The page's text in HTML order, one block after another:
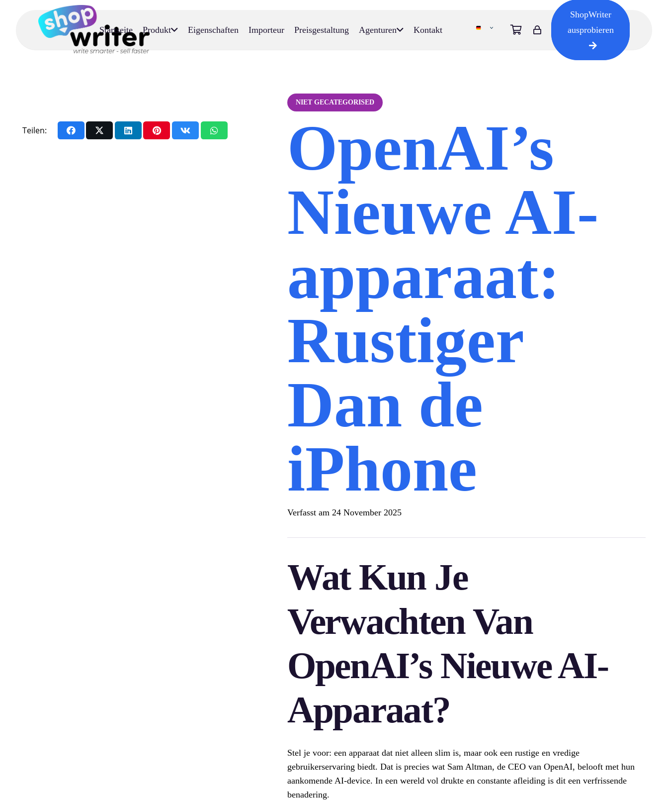
Startseite Produkt Eigenschaften Importeur Preisgestaltung Agenturen Kontakt
ShopWriter
ausprobieren
Teilen:
NIET GECATEGORISED
OpenAI’s
Nieuwe AI-
apparaat:
Rustiger
Dan de
iPhone
Verfasst am 24 November 2025
Wat Kun Je
Verwachten Van
OpenAI’s Nieuwe AI-
Apparaat?
Stel je voor: een apparaat dat niet alleen slim is, maar ook een rustige en vredige
gebruikerservaring biedt. Dat is precies wat Sam Altman, de CEO van OpenAI, belooft met hun
aankomende AI-device. In een wereld vol drukte en constante afleiding is dit een verfrissende
benadering.